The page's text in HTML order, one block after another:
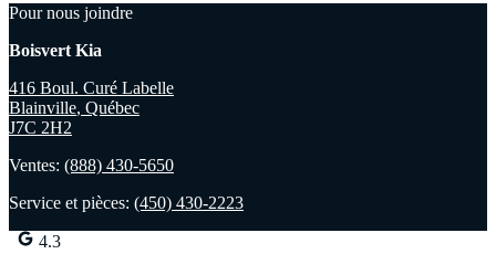
Pour nous joindre
Boisvert Kia
416 Boul. Curé Labelle
Blainville, Québec
J7C 2H2
Ventes: (888) 430-5650
Service et pièces: (450) 430-2223
4.3